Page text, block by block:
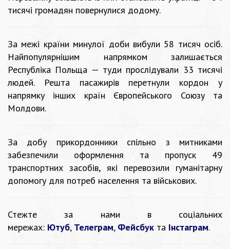
тисячі громадян повернулися додому.
За межі країни минулої доби вибули 58 тисяч осіб.
Найпопулярнішим напрямком залишається
Республіка Польща — туди прослідували 33 тисячі
людей. Решта пасажирів перетнули кордон у
напрямку інших країн Європейського Союзу та
Молдови.
За добу прикордонники спільно з митниками
забезпечили оформлення та пропуск 49
транспортних засобів, які перевозили гуманітарну
допомогу для потреб населення та військових.
Стежте за нами в соціальних
мережах: Ютуб, Телеграм, Фейсбук та Інстаграм.